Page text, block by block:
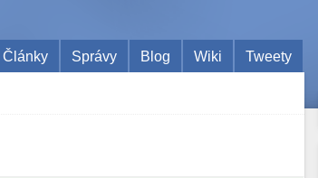
Články Správy Blog Wiki Tweety